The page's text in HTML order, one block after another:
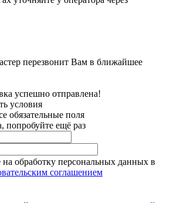
перезвонит Вам в ближайшее
успешно отправлена!
условия
обязательные поля
ещё раз
на обработку персональных данных в
соглашением